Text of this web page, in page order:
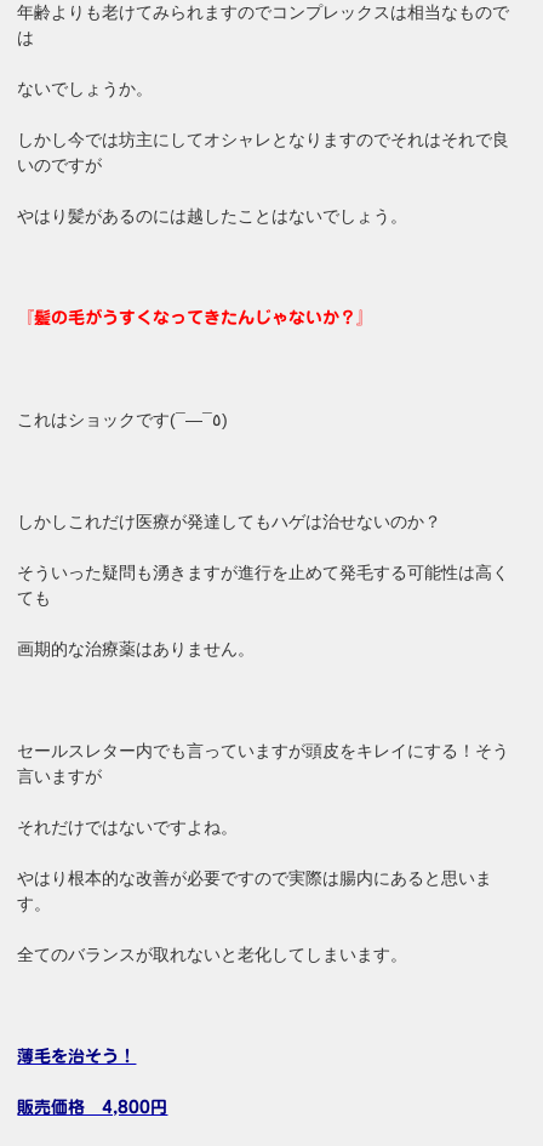
年齢よりも老けてみられますのでコンプレックスは相当なもので
は
ないでしょうか。
しかし今では坊主にしてオシャレとなりますのでそれはそれで良
いのですが
やはり髪があるのには越したことはないでしょう。
『髪の毛がうすくなってきたんじゃないか？』
これはショックです(¯―¯٥)
しかしこれだけ医療が発達してもハゲは治せないのか？
そういった疑問も湧きますが進行を止めて発毛する可能性は高く
ても
画期的な治療薬はありません。
セールスレター内でも言っていますが頭皮をキレイにする！そう
言いますが
それだけではないですよね。
やはり根本的な改善が必要ですので実際は腸内にあると思いま
す。
全てのバランスが取れないと老化してしまいます。
薄毛を治そう！
販売価格 4,800円